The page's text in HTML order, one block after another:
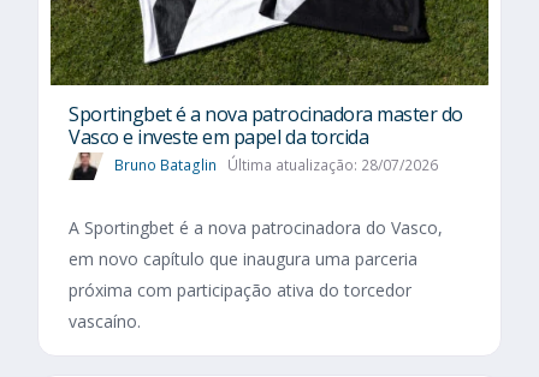
Sportingbet é a nova patrocinadora master do
Vasco e investe em papel da torcida
Bruno Bataglin Última atualização: 28/07/2026
A Sportingbet é a nova patrocinadora do Vasco,
em novo capítulo que inaugura uma parceria
próxima com participação ativa do torcedor
vascaíno.